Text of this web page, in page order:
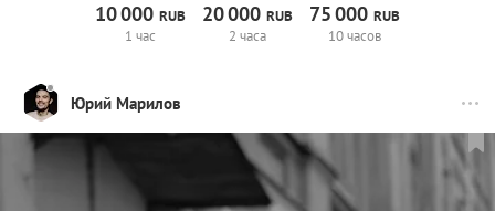
10000RUB
1 час
20000 RUB
2 часа
75000 RUB
10 часов
Юрий Марилов